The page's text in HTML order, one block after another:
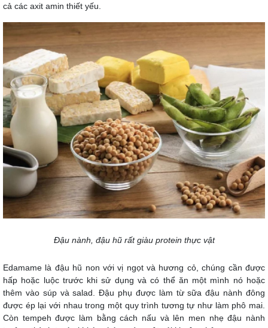
cả các axit amin thiết yếu.
Đậu nành, đậu hũ rất giàu protein thực vật
Edamame là đậu hũ non với vị ngọt và hương cỏ, chúng cần được
hấp hoặc luộc trước khi sử dụng và có thể ăn một mình nó hoặc
thêm vào súp và salad. Đậu phụ được làm từ sữa đậu nành đông
được ép lại với nhau trong một quy trình tương tự như làm phô mai.
Còn tempeh được làm bằng cách nấu và lên men nhẹ đậu nành